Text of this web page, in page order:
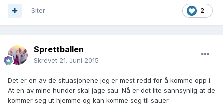
2
Siter
Sprettballen
Skrevet 21. Juni 2015
Det er en av de situasjonene jeg er mest redd for å komme opp i.
At en av mine hunder skal jage sau. Nå er det lite sannsynlig at de
kommer seg ut hjemme og kan komme seg til sauer